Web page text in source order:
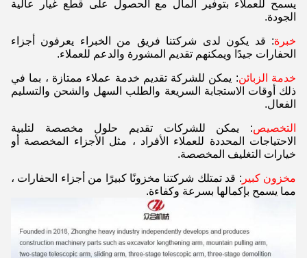
يسمح للعملاء بتوفير المال مع الحصول على قطع غيار عالية
الجودة.
خبرة: قد يكون لدى شركتنا فريق من الخبراء يعرفون أجزاء
الحفارات جيدًا ويمكنهم تقديم المشورة والدعم للعملاء.
خدمة الزبائن: يمكن للشركة تقديم خدمة عملاء ممتازة ، بما في
ذلك أوقات الاستجابة السريعة والطلب السهل والشحن والتسليم
الفعال.
التخصيص: يمكن للشركات تقديم حلول مخصصة لتلبية
الاحتياجات المحددة للعملاء الأفراد ، مثل الأجزاء المخصصة أو
خيارات التغليف المخصصة.
مخزون كبير : قد تمتلك شركتنا مخزونًا كبيرًا من أجزاء الحفارات ،
مما يسمح بإكمالها بسرعة وكفاءة.